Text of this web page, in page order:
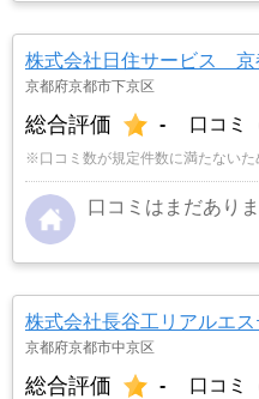
株式会社日住サービス 京
京都府京都市下京区
総合評価 - 口コミ
※口コミ数が規定件数に満たないた
口コミはまだあり
株式会社長谷工リアルエ
京都府京都市中京区
総合評価 - 口コミ